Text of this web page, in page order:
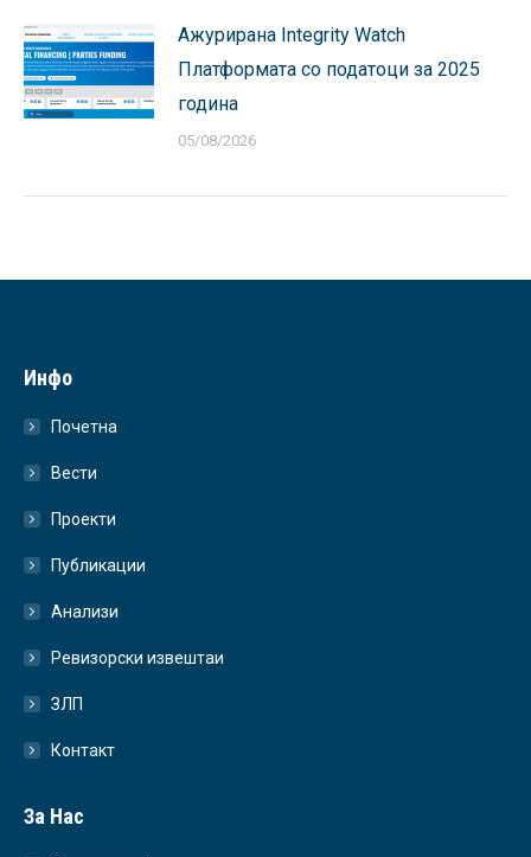
Ажурирана Integrity Watch
Платформата со податоци за 2025
година
05/08/2026
Инфо
Почетна
Вести
Проекти
Публикации
Анализи
Ревизорски извештаи
ЗЛП
Контакт
За Нас